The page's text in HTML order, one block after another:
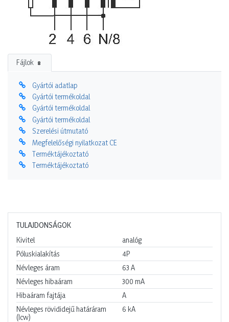
Fájlok 8
Gyártói adatlap
Gyártói termékoldal
Gyártói termékoldal
Gyártói termékoldal
Szerelési útmutató
Megfelelőségi nyilatkozat CE
Terméktájékoztató
Terméktájékoztató
TULAJDONSÁGOK
Kivitel
analóg
Póluskialakítás
4P
Névleges áram
63 A
Névleges hibaáram
300 mA
Hibaáram fajtája
A
Névleges rövididejű határáram
(Icw)
6 kA